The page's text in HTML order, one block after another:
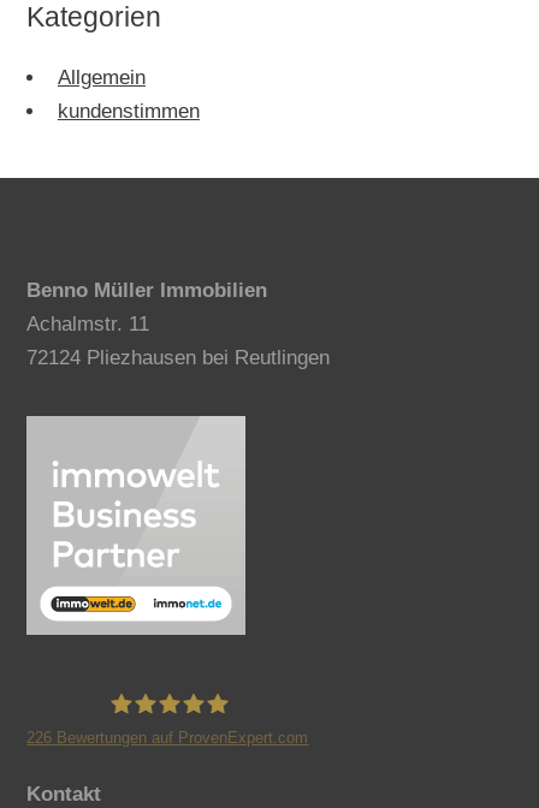
Kategorien
Allgemein
kundenstimmen
Benno Müller Immobilien
Achalmstr. 11
72124 Pliezhausen bei Reutlingen
226 Bewertungen auf ProvenExpert.com
Kontakt